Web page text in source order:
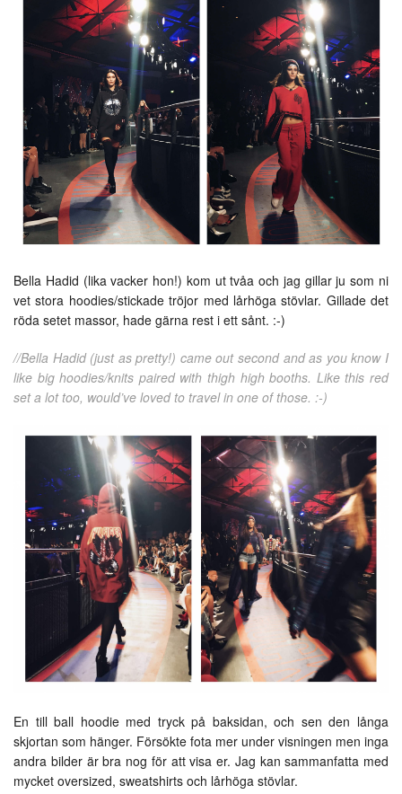
Bella Hadid (lika vacker hon!) kom ut tvåa och jag gillar ju som ni
vet stora hoodies/stickade tröjor med lårhöga stövlar. Gillade det
röda setet massor, hade gärna rest i ett sånt. :-)
//Bella Hadid (just as pretty!) came out second and as you know I
like big hoodies/knits paired with thigh high booths. Like this red
set a lot too, would’ve loved to travel in one of those. :-)
En till ball hoodie med tryck på baksidan, och sen den långa
skjortan som hänger. Försökte fota mer under visningen men inga
andra bilder är bra nog för att visa er. Jag kan sammanfatta med
mycket oversized, sweatshirts och lårhöga stövlar.